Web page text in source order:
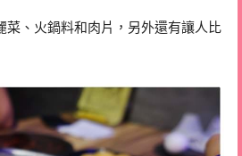
、火鍋料和肉片，另外還有讓人比